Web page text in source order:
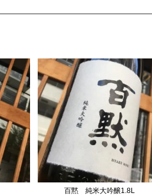
百黙 純米大吟醸1.8L